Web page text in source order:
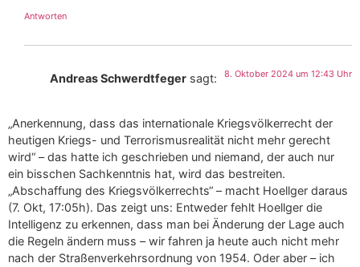
Antworten
Andreas Schwerdtfeger sagt: 8. Oktober 2024 um 12:43 Uhr
„Anerkennung, dass das internationale Kriegsvölkerrecht der
heutigen Kriegs- und Terrorismusrealität nicht mehr gerecht
wird“ – das hatte ich geschrieben und niemand, der auch nur
ein bisschen Sachkenntnis hat, wird das bestreiten.
„Abschaffung des Kriegsvölkerrechts“ – macht Hoellger daraus
(7. Okt, 17:05h). Das zeigt uns: Entweder fehlt Hoellger die
Intelligenz zu erkennen, dass man bei Änderung der Lage auch
die Regeln ändern muss – wir fahren ja heute auch nicht mehr
nach der Straßenverkehrsordnung von 1954. Oder aber – ich